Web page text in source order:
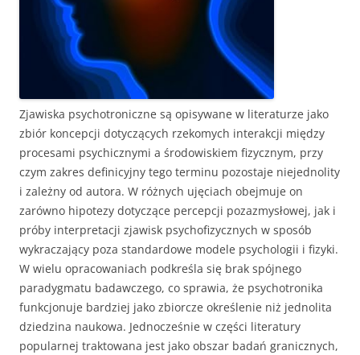
Zjawiska psychotroniczne są opisywane w literaturze jako
zbiór koncepcji dotyczących rzekomych interakcji między
procesami psychicznymi a środowiskiem fizycznym, przy
czym zakres definicyjny tego terminu pozostaje niejednolity
i zależny od autora. W różnych ujęciach obejmuje on
zarówno hipotezy dotyczące percepcji pozazmysłowej, jak i
próby interpretacji zjawisk psychofizycznych w sposób
wykraczający poza standardowe modele psychologii i fizyki.
W wielu opracowaniach podkreśla się brak spójnego
paradygmatu badawczego, co sprawia, że psychotronika
funkcjonuje bardziej jako zbiorcze określenie niż jednolita
dziedzina naukowa. Jednocześnie w części literatury
popularnej traktowana jest jako obszar badań granicznych,